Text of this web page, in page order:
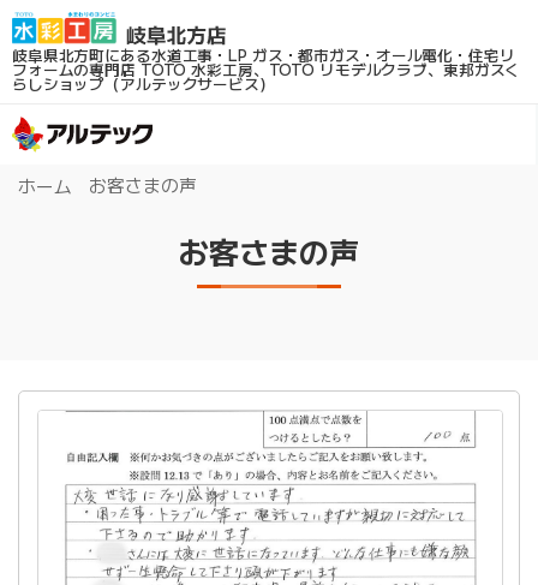
岐阜県北方町にある水道工事・LP ガス・都市ガス・オール電化・住宅リ
フォームの専門店TOTO 水彩工房、TOTO リモデルクラブ、東邦ガスく
らしショップ（アルテックサービス）
ホーム お客さまの声
お客さまの声